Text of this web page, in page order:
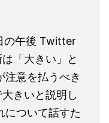
の午後 Twitter
「大きい」と
注意を払うべき
きいと説明し
について話すた